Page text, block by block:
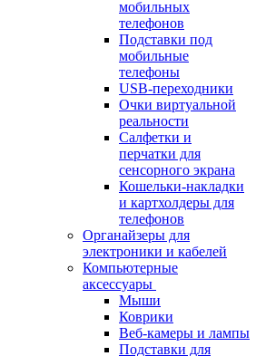
мобильных
телефонов
Подставки под
мобильные
телефоны
USB-переходники
Очки виртуальной
реальности
Салфетки и
перчатки для
сенсорного экрана
Кошельки-накладки
и картхолдеры для
телефонов
Органайзеры для
электроники и кабелей
Компьютерные
аксессуары
Мыши
Коврики
Веб-камеры и лампы
Подставки для